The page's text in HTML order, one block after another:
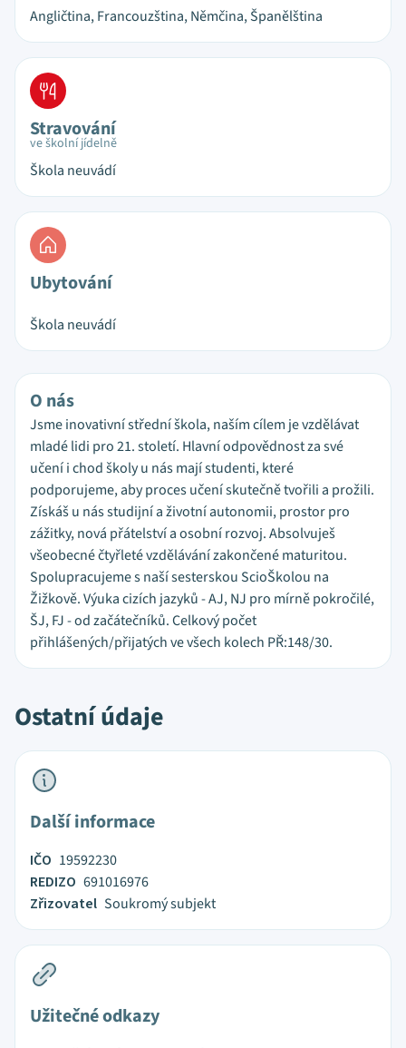
Angličtina, Francouzština, Němčina, Španělština
Stravování
ve školní jídelně
Škola neuvádí
Ubytování
Škola neuvádí
O nás
Jsme inovativní střední škola, naším cílem je vzdělávat
mladé lidi pro 21. století. Hlavní odpovědnost za své
učení i chod školy u nás mají studenti, které
podporujeme, aby proces učení skutečně tvořili a prožili.
Získáš u nás studijní a životní autonomii, prostor pro
zážitky, nová přátelství a osobní rozvoj. Absolvuješ
všeobecné čtyřleté vzdělávání zakončené maturitou.
Spolupracujeme s naší sesterskou ScioŠkolou na
Žižkově. Výuka cizích jazyků - AJ, NJ pro mírně pokročilé,
ŠJ, FJ - od začátečníků. Celkový počet
přihlášených/přijatých ve všech kolech PŘ:148/30.
Ostatní údaje
Další informace
IČO 19592230
REDIZO 691016976
Zřizovatel Soukromý subjekt
Užitečné odkazy